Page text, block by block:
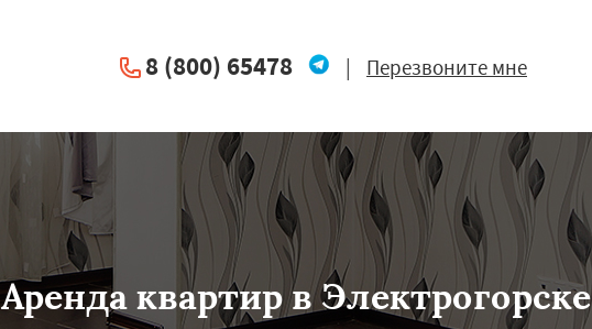
8 (800) 65478 | Перезвоните мне
Аренда квартир в Электрогорске